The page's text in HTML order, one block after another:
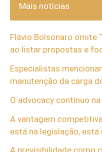
Mais notícias
Flávio Bolsonaro omite
ao listar propostas e
Especialistas
manutenção da carga
O advocacy contínuo
A vantagem
está na legislação, está